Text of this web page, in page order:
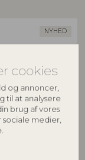
cookies
og annoncer,
til at analysere
brug af vores
medier,
NYHED